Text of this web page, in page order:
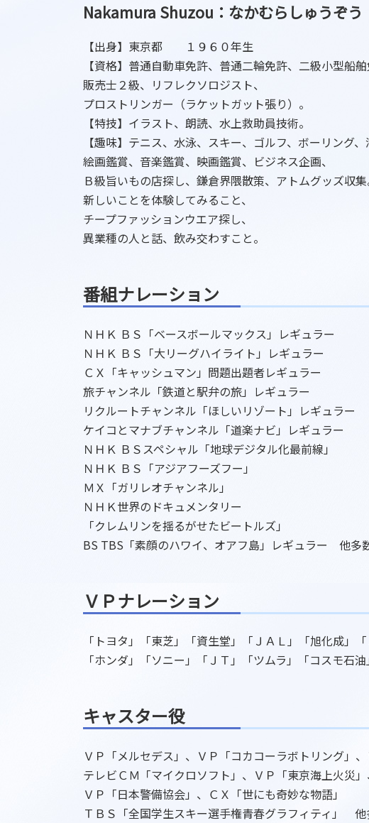
Nakamura Shuzou：なかむらしゅうぞう
【出身】東京都 １９６０年生
【資格】普通自動車免許、普通二輪免許、二級小型船舶
販売士２級、リフレクソロジスト、
プロストリンガー（ラケットガット張り）。
【特技】イラスト、朗読、水上救助員技術。
【趣味】テニス、水泳、スキー、ゴルフ、ボーリング、
絵画鑑賞、音楽鑑賞、映画鑑賞、ビジネス企画、
Ｂ級旨いもの店探し、鎌倉界隈散策、アトムグッズ収集
新しいことを体験してみること、
チープファッションウエア探し、
異業種の人と話、飲み交わすこと。
番組ナレーション
ＮＨＫ ＢＳ「ベースボールマックス」レギュラー
ＮＨＫ ＢＳ「大リーグハイライト」レギュラー
ＣＸ「キャッシュマン」問題出題者レギュラー
旅チャンネル「鉄道と駅弁の旅」レギュラー
リクルートチャンネル「ほしいリゾート」レギュラー
ケイコとマナブチャンネル「道楽ナビ」レギュラー
ＮＨＫ ＢＳスペシャル「地球デジタル化最前線」
ＮＨＫ ＢＳ「アジアフーズフー」
ＭＸ「ガリレオチャンネル」
ＮＨＫ世界のドキュメンタリー
「クレムリンを揺るがせたビートルズ」
BS TBS「素顔のハワイ、オアフ島」レギュラー 他多
ＶＰナレーション
「トヨタ」「東芝」「資生堂」「ＪＡＬ」「旭化成」
「ホンダ」「ソニー」「ＪＴ」「ツムラ」「コスモ
キャスター役
ＶＰ「メルセデス」、ＶＰ「コカコーラボトリング」
テレビＣＭ「マイクロソフト」、ＶＰ「東京海上火災」
ＶＰ「日本警備協会」、ＣＸ「世にも奇妙な物語」
ＴＢＳ「全国学生スキー選手権青春グラフィティ」